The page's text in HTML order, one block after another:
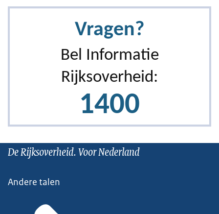
De Rijksoverheid. Voor Nederland
Andere talen